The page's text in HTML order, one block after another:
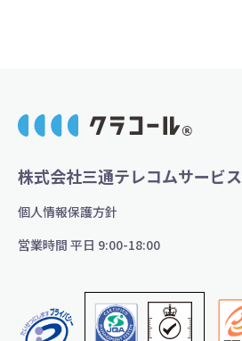
株式会社三通テレコムサービス
個人情報保護方針
営業時間 平日 9:00-18:00